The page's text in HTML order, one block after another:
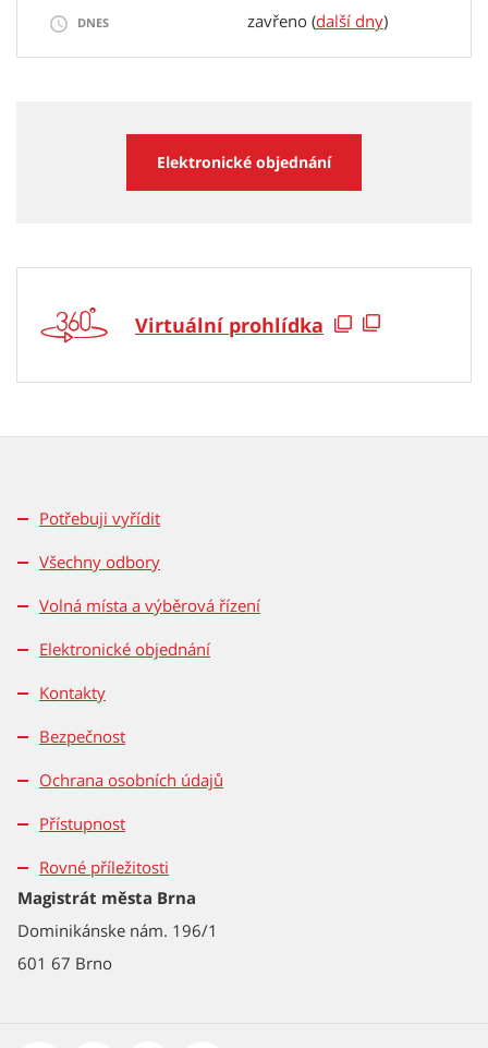
DNES zavřeno (další dny)
Elektronické objednání
Virtuální prohlídka
Potřebuji vyřídit
Všechny odbory
Volná místa a výběrová řízení
Elektronické objednání
Kontakty
Bezpečnost
Ochrana osobních údajů
Přístupnost
Rovné příležitosti
Magistrát města Brna
Dominikánske nám. 196/1
601 67 Brno